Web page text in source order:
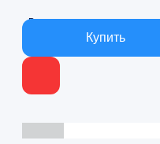
В наличии